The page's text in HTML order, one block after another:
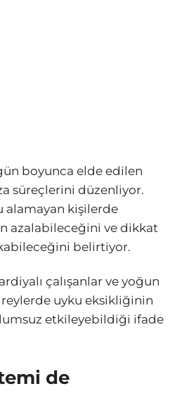
boyunca elde edilen
süreçlerini düzenliyor.
alamayan kişilerde
azalabileceğini ve dikkat
belirtiyor.
çalışanlar ve yoğun
uyku eksikliğinin
etkileyebildiği ifade
de